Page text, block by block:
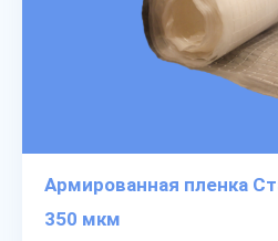
Армированная пленка
350 мкм